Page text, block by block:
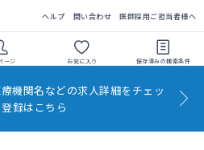
ヘルプ 問い合わせ 医師採用ご担当者様へ
ージ お気に入り 保存済みの検索条件
機関名などの求人詳細をチェッ
録はこちら